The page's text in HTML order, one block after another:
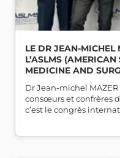
LE DR JEAN-MICHEL
L’ASLMS
MEDICINE AND
Dr Jean-michel MAZER
consœurs et confrères
c’est le congrès